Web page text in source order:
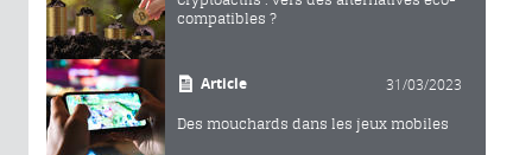
compatibles ?
Article 31/03/2023
Des mouchards dans les jeux mobiles